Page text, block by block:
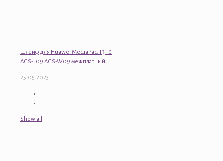
Шлейф для Huawei MediaPad T3 10
AGS-L09 AGS-W09 межплатный
25.05.2023
Show all